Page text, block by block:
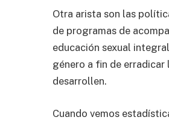
Otra arista son las
de programas de
educación sexual
género a fin de erradicar
desarrollen.
Cuando vemos